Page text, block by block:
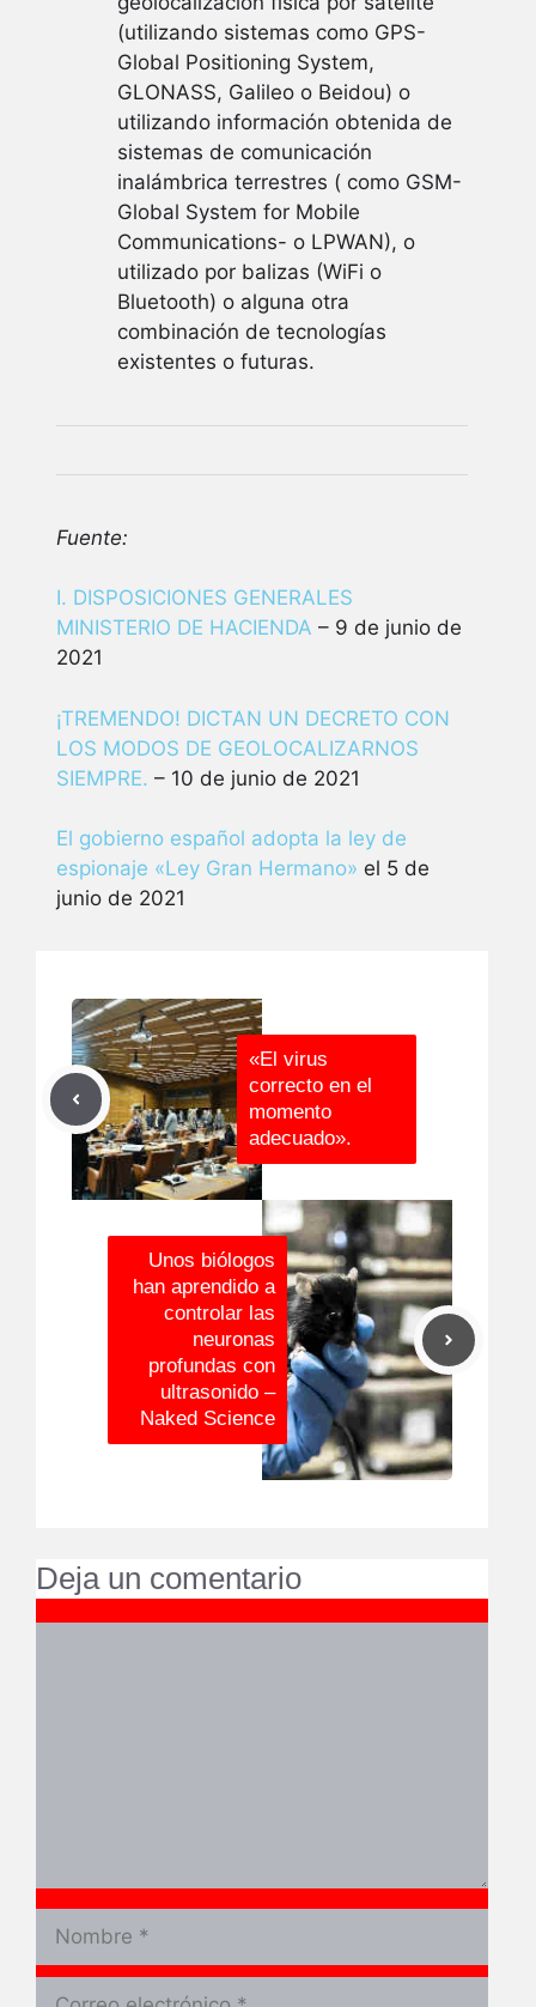
(utilizando sistemas como GPS-
Global Positioning System,
GLONASS, Galileo o Beidou) o
utilizando información obtenida de
sistemas de comunicación
inalámbrica terrestres ( como GSM-
Global System for Mobile
Communications- o LPWAN), o
utilizado por balizas (WiFi o
Bluetooth) o alguna otra
combinación de tecnologías
existentes o futuras.
Fuente:
I. DISPOSICIONES GENERALES
MINISTERIO DE HACIENDA – 9 de junio de
2021
¡TREMENDO! DICTAN UN DECRETO CON
LOS MODOS DE GEOLOCALIZARNOS
SIEMPRE. – 10 de junio de 2021
El gobierno español adopta la ley de
espionaje «Ley Gran Hermano» el 5 de
junio de 2021
«El virus
correcto en el
momento
adecuado».
Unos biólogos
han aprendido a
controlar las
neuronas
profundas con
ultrasonido –
Naked Science
Deja un comentario